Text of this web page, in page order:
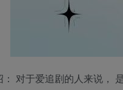
： 对于爱追剧的人来说，